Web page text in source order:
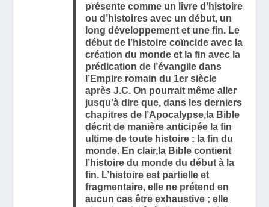
présente comme un livre d’histoire
ou d’histoires avec un début, un
long développement et une fin. Le
début de l’histoire coïncide avec la
création du monde et la fin avec la
prédication de l’évangile dans
l’Empire romain du 1er siècle
après J.C. On pourrait même aller
jusqu’à dire que, dans les derniers
chapitres de l’Apocalypse,la Bible
décrit de manière anticipée la fin
ultime de toute histoire : la fin du
monde. En clair,la Bible contient
l’histoire du monde du début à la
fin. L’histoire est partielle et
fragmentaire, elle ne prétend en
aucun cas être exhaustive ; elle